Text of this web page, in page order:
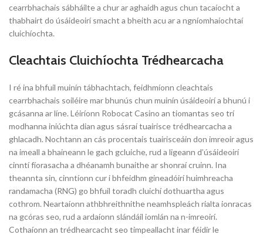
cearrbhachais sábháilte a chur ar aghaidh agus chun tacaíocht a
thabhairt do úsáideoirí smacht a bheith acu ar a ngníomhaíochtaí
cluichíochta.
Cleachtais Cluichíochta Trédhearcacha
I ré ina bhfuil muinín tábhachtach, feidhmíonn cleachtais
cearrbhachais soiléire mar bhunús chun muinín úsáideoirí a bhunú i
gcásanna ar líne. Léiríonn Robocat Casino an tiomantas seo trí
modhanna iniúchta dian agus sásraí tuairisce trédhearcacha a
ghlacadh. Nochtann an cás procentais tuairisceáin don imreoir agus
na imeall a bhaineann le gach gcluiche, rud a ligeann d’úsáideoirí
cinntí fíorasacha a dhéanamh bunaithe ar shonraí cruinn. Ina
theannta sin, cinntíonn cur i bhfeidhm gineadóirí huimhreacha
randamacha (RNG) go bhfuil toradh cluichí dothuartha agus
cothrom. Neartaíonn athbhreithnithe neamhspleách rialta ionracas
na gcóras seo, rud a ardaíonn slándáil iomlán na n-imreoirí.
Cothaíonn an trédhearcacht seo timpeallacht inar féidir le